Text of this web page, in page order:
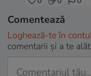
Comentează
Loghează-te în
comentarii și a te